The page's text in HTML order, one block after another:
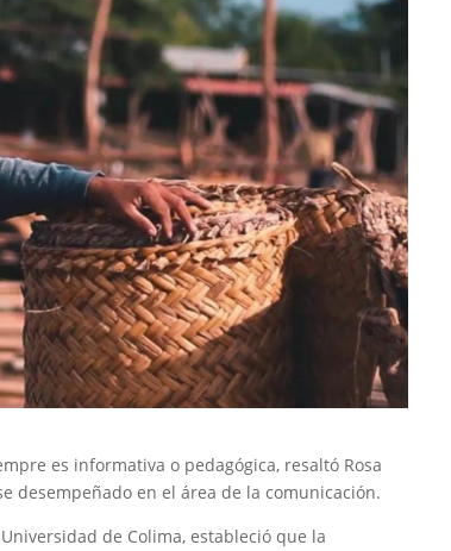
es informativa o pedagógica, resaltó Rosa
desempeñado en el área de la comunicación.
de Colima, estableció que la